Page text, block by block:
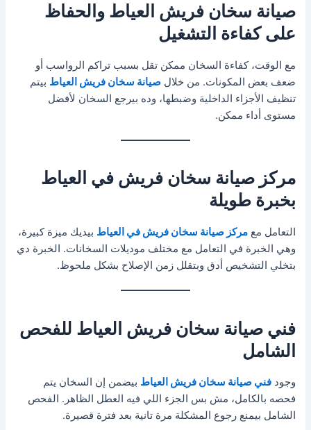
صيانة سخان فريش العياط والحفاظ
على كفاءة التشغيل
مع الوقت، كفاءة السخان ممكن تقل بسبب تراكم الرواسب أو
ضعف بعض المكونات. من خلالصيانة سخان فريش العياط بيتم
تنظيف الأجزاء الداخلية وضبطها، وده بيرجع السخان لأفضل
مستوى أداء ممكن.
مركز صيانة سخان فريش في العياط
بخبرة طويلة
التعامل معمركز صيانة سخان فريش في العياط بيديك ميزة كبيرة،
وهي الخبرة في التعامل مع مختلف موديلات السخانات. الخبرة دي
بتخلي التشخيص أدق وبتقلل زمن الإصلاح بشكل ملحوظ.
فني صيانة سخان فريش العياط للفحص
الشامل
وجودفني صيانة سخان فريش العياط بيضمن إن السخان يتم
فحصه بالكامل، مش بس الجزء اللي فيه العطل الظاهر. الفحص
الشامل بيمنع رجوع المشكلة مرة تانية بعد فترة قصيرة.